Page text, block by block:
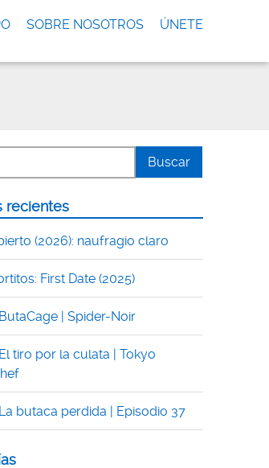
SOBRE NOSOTROS ÚNETE
recientes
(2026): naufragio claro
First Date (2025)
| Spider-Noir
tiro por la culata | Tokyo
butaca perdida | Episodio 37